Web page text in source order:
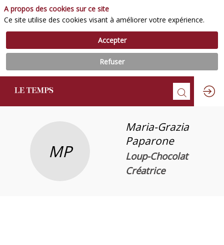
MP
Maria-Grazia
Paparone
Loup-Chocolat
Créatrice
A propos des cookies sur ce site
Ce site utilise des cookies visant à améliorer votre expérience.
Accepter
Refuser